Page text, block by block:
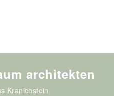
architekten
Kranichstein